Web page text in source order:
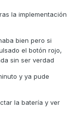
la implementación
bien pero si
el botón rojo,
sin ser verdad
y ya pude
la batería y ver